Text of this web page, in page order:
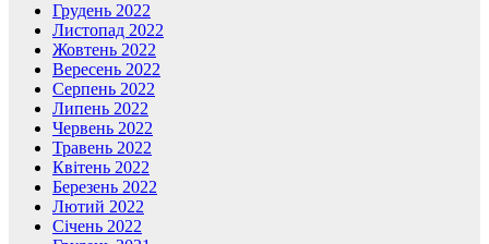
Грудень 2022
Листопад 2022
Жовтень 2022
Вересень 2022
Серпень 2022
Липень 2022
Червень 2022
Травень 2022
Квітень 2022
Березень 2022
Лютий 2022
Січень 2022